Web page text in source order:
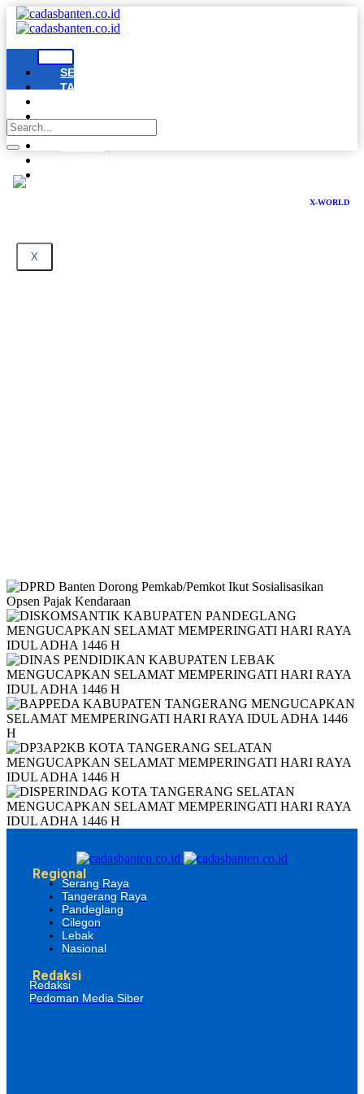
SERANG
TANGERANG
LEBAK
X
X-WORLD
Regional
Serang Raya
Tangerang Raya
Pandeglang
Cilegon
Lebak
Nasional
Redaksi
Redaksi
Pedoman Media Siber